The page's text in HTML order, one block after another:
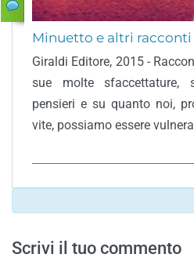
Minuetto e altri racconti
Giraldi Editore, 2015 -
sue molte sfaccettature,
pensieri e su quanto noi,
vite, possiamo essere
Scrivi il tuo commento